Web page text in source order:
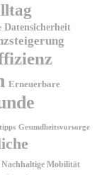
Datensicherheit
Erneuerbare
Gesundheitsvorsorge
Nachhaltige Mobilität